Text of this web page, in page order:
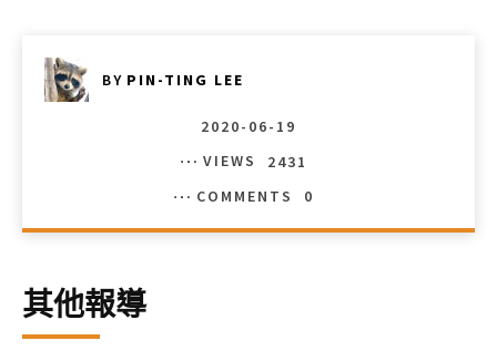
BY PIN-TING LEE
2020-06-19
VIEWS
2431
COMMENTS
0
其他報導